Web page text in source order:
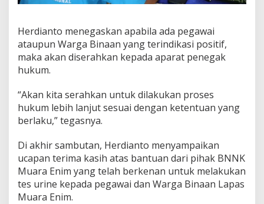
Herdianto menegaskan apabila ada pegawai
ataupun Warga Binaan yang terindikasi positif,
maka akan diserahkan kepada aparat penegak
hukum.
“Akan kita serahkan untuk dilakukan proses
hukum lebih lanjut sesuai dengan ketentuan yang
berlaku,” tegasnya.
Di akhir sambutan, Herdianto menyampaikan
ucapan terima kasih atas bantuan dari pihak BNNK
Muara Enim yang telah berkenan untuk melakukan
tes urine kepada pegawai dan Warga Binaan Lapas
Muara Enim.